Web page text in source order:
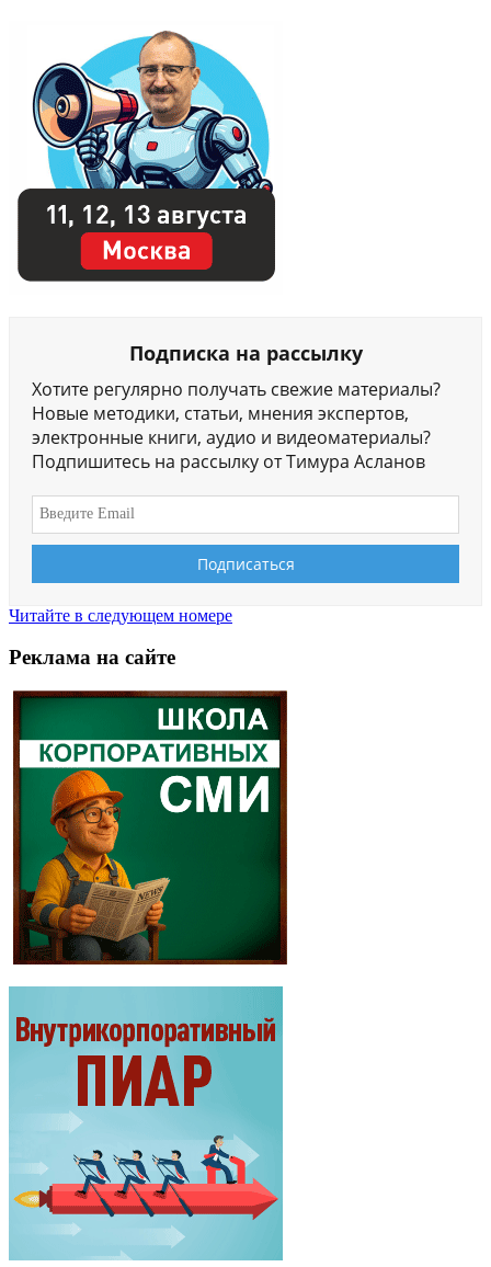
Подписка на рассылку
Хотите регулярно получать свежие материалы?
Новые методики, статьи, мнения экспертов,
электронные книги, аудио и видеоматериалы?
Подпишитесь на рассылку от Тимура Асланов
Читайте в следующем номере
Реклама на сайте